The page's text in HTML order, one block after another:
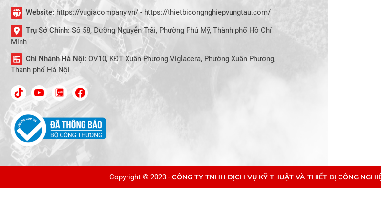
Website: https://vugiacompany.vn/ - https://thietbicongnghiepvungtau.com/
Trụ Sở Chính: Số 58, Đường Nguyễn Trãi, Phường Phú Mỹ, Thành phố Hồ Chí
Minh
Chi Nhánh Hà Nội: OV10, KĐT Xuân Phương Viglacera, Phường Xuân Phương,
Thành phố Hà Nội
Copyright © 2023 - CÔNG TY TNHH DỊCH VỤ KỸ THUẬT VÀ THIẾT BỊ CÔNG